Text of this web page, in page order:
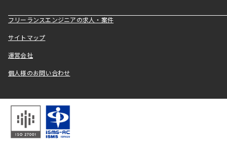
フリーランスエンジニアの求人・案件
サイトマップ
運営会社
個人様のお問い合わせ